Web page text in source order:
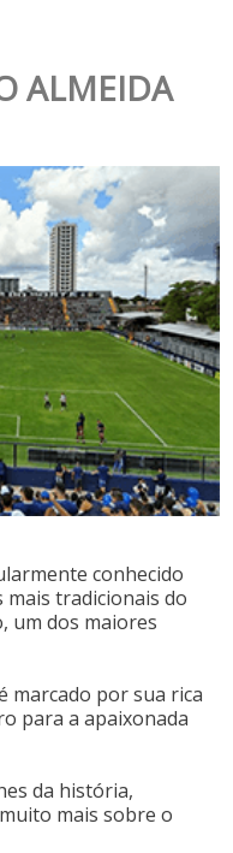
ALMEIDA
conhecido
mais tradicionais do
um dos maiores
marcado por sua rica
para a apaixonada
da história,
mais sobre o